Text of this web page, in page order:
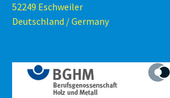
52249 Eschweiler
Deutschland / Germany